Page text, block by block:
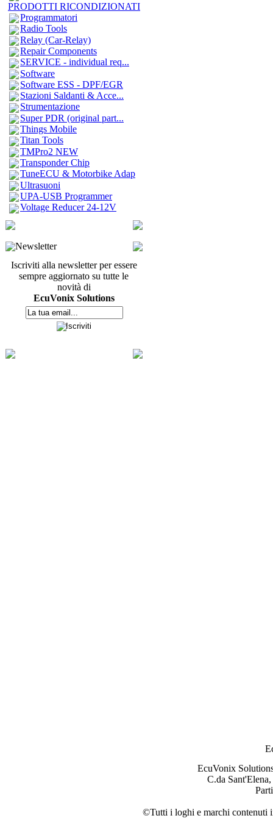
PRODOTTI RICONDIZIONATI
Programmatori
Radio Tools
Relay (Car-Relay)
Repair Components
SERVICE - individual req...
Software
Software ESS - DPF/EGR
Stazioni Saldanti & Acce...
Strumentazione
Super PDR (original part...
Things Mobile
Titan Tools
TMPro2 NEW
Transponder Chip
TuneECU & Motorbike Adap
Ultrasuoni
UPA-USB Programmer
Voltage Reducer 24-12V
Newsletter
Iscriviti alla newsletter per essere
sempre aggiornato su tutte le
novità di
EcuVonix Solutions
EcuVonix
C.da
©Tutti i loghi e marchi contenuti